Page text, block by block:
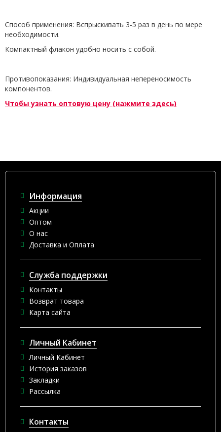
Способ применения: Вспрыскивать 3-5 раз в день по мере
необходимости.
Компактный флакон удобно носить с собой.
Противопоказания: Индивидуальная непереносимость
компонентов.
Чтобы узнать оптовую цену (нажмите здесь)
Информация
Акции
Оптом
О нас
Доставка и Оплата
Служба поддержки
Контакты
Возврат товара
Карта сайта
Личный Кабинет
Личный Кабинет
История заказов
Закладки
Рассылка
Контакты